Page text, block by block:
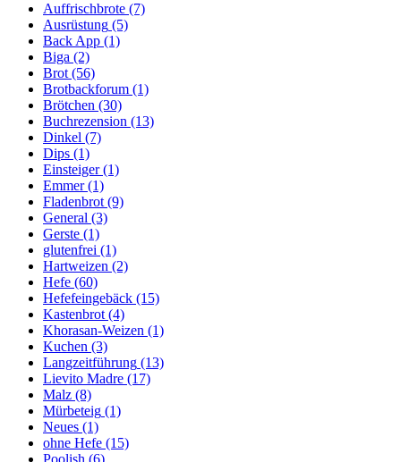
Auffrischbrote (7)
Ausrüstung (5)
Back App (1)
Biga (2)
Brot (56)
Brotbackforum (1)
Brötchen (30)
Buchrezension (13)
Dinkel (7)
Dips (1)
Einsteiger(1)
Emmer(1)
Fladenbrot (9)
General (3)
Gerste (1)
glutenfrei (1)
Hartweizen (2)
Hefe (60)
Hefefeingebäck (15)
Kastenbrot (4)
Khorasan-Weizen (1)
Kuchen (3)
Langzeitführung (13)
Lievito Madre (17)
Malz (8)
Mürbeteig (1)
Neues (1)
ohne Hefe (15)
Poolish (6)